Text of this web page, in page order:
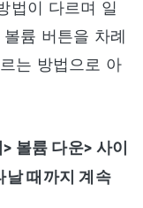
법이 다르며 일
륨 버튼을 차례
는 방법으로 아
볼륨 다운> 사이
날 때까지 계속